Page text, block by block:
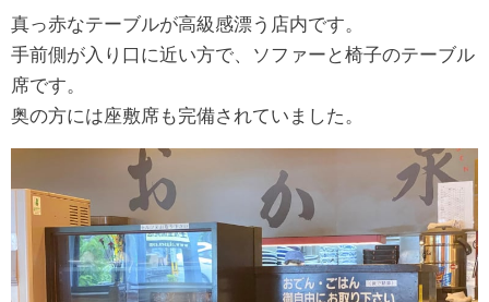
真っ赤なテーブルが高級感漂う店内です。
手前側が入り口に近い方で、ソファーと椅子のテーブル
席です。
奥の方には座敷席も完備されていました。